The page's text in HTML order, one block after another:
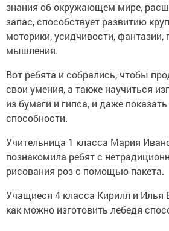
знания об окружающем мире,
запас, способствует развитию
моторики, усидчивости, фантазии,
мышления.
Вот ребята и собрались, чтобы
свои умения, а также научиться
из бумаги и гипса, и даже
способности.
Учительница 1 класса Мария
познакомила ребят с
рисования роз с помощью пакета.
Учащиеся 4 класса Кирилл и Илья
как можно изготовить лебедя